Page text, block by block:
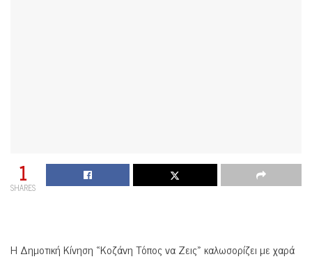
1
SHARES
Η Δημοτική Κίνηση «Κοζάνη Τόπος να Ζεις» καλωσορίζει με χαρά